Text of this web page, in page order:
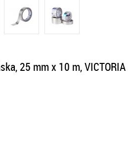
25 mm x 10 m, VICTORIA